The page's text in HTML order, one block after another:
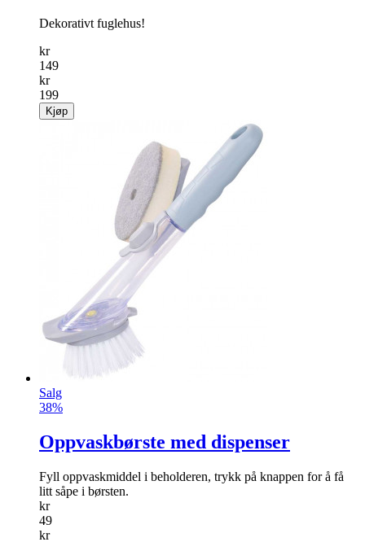
Dekorativt fuglehus!
kr
149
kr
199
Kjøp
Salg
38%
Oppvaskbørste med dispenser
Fyll oppvaskmiddel i beholderen, trykk på knappen for å få
litt såpe i børsten.
kr
49
kr